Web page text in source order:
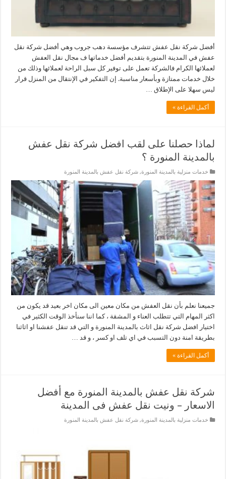
أفضل شركة نقل عفش تتشرف مؤسسة دهب جروب وهي أفضل شركة نقل
عفش في المدينة المنورة بتقديم أفضل خدماتها ف مجال نقل العفش
لعملائها الكرام فالشركة تعمل على توفير كل سبل الراحة لعملائها وذلك من
خلال خدمات ممتازة وبأسعار مناسبة. إن التفكير في الإنتقال من المنزل قرار
ليس سهلا على الإطلاق …
أكمل القراءة »
لماذا حصلنا على لقب افضل شركة نقل عفش
بالمدينة المنورة ؟
خدمات منزلية بالمدينة المنورة,شركة نقل عفش بالمدينة المنورة
جميعنا نعلم بأن نقل العفش من مكان معين الى مكان اخر بعيد قد يكون من
اكثر المهام التي تتطلب العناء و المشقة ، كما اننا سنأخذ الوقت الكثير في
اختيار افضل شركة نقل اثاث بالمدينة المنورة و التي قد تنقل عفشنا او اثاثنا
بطريقة امنة دون التسبب في اي تلف او كسر ، و قد …
أكمل القراءة »
شركة نقل عفش بالمدينة المنورة مع أفضل
الاسعار – ونيت نقل عفش فى المدينة
خدمات منزلية بالمدينة المنورة,شركة نقل عفش بالمدينة المنورة